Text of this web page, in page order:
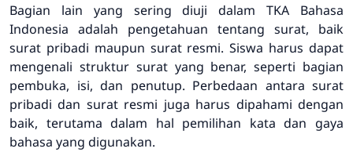
Bagian lain yang sering diuji dalam TKA Bahasa
Indonesia adalah pengetahuan tentang surat, baik
surat pribadi maupun surat resmi. Siswa harus dapat
mengenali struktur surat yang benar, seperti bagian
pembuka, isi, dan penutup. Perbedaan antara surat
pribadi dan surat resmi juga harus dipahami dengan
baik, terutama dalam hal pemilihan kata dan gaya
bahasa yang digunakan.